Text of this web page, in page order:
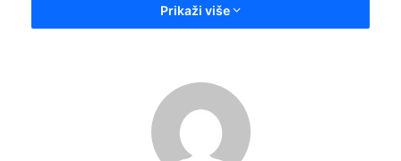
Ambrozija (poznata i kao fazanuša, limundžik, partizanka)
Prikaži više